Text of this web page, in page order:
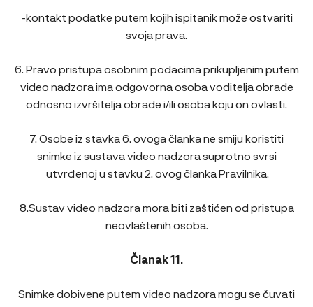
-kontakt podatke putem kojih ispitanik može ostvariti
svoja prava.
6. Pravo pristupa osobnim podacima prikupljenim putem
video nadzora ima odgovorna osoba voditelja obrade
odnosno izvršitelja obrade i/ili osoba koju on ovlasti.
7. Osobe iz stavka 6. ovoga članka ne smiju koristiti
snimke iz sustava video nadzora suprotno svrsi
utvrđenoj u stavku 2. ovog članka Pravilnika.
8.Sustav video nadzora mora biti zaštićen od pristupa
neovlaštenih osoba.
Članak 11.
Snimke dobivene putem video nadzora mogu se čuvati